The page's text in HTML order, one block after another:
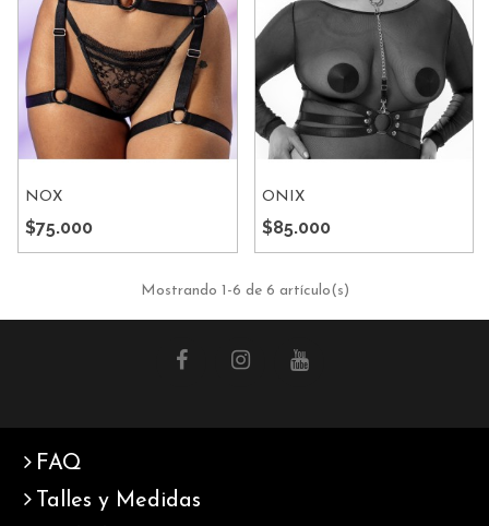
NOX
$75.000
ONIX
$85.000
Mostrando 1 -6 de 6 artículo(s)
FAQ
Talles y Medidas